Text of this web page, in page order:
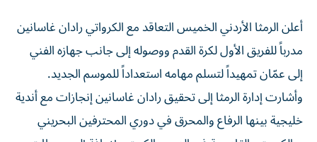
أعلن الرمثا الأردني الخميس التعاقد مع الكرواتي رادان غاسانين
مدرباً للفريق الأول لكرة القدم ووصوله إلى جانب جهازه الفني
إلى عمّان تمهيداً لتسلم مهامه استعداداً للموسم الجديد.
وأشارت إدارة الرمثا إلى تحقيق رادان غاسانين إنجازات مع أندية
خليجية بينها الرفاع والمحرق في دوري المحترفين البحريني
،والكويت والقادسية في الدوري الكويتي،إضافة إلى محطات